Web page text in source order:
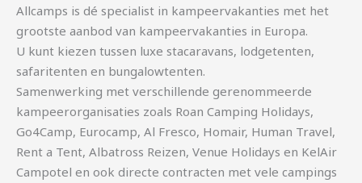
Allcamps is dé specialist in kampeervakanties met het
grootste aanbod van kampeervakanties in Europa.
U kunt kiezen tussen luxe stacaravans, lodgetenten,
safaritenten en bungalowtenten.
Samenwerking met verschillende gerenommeerde
kampeerorganisaties zoals Roan Camping Holidays,
Go4Camp, Eurocamp, Al Fresco, Homair, Human Travel,
Rent a Tent, Albatross Reizen, Venue Holidays en KelAir
Campotel en ook directe contracten met vele campings